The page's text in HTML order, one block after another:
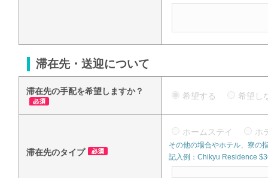
滞在先・送迎について
滞在先の手配を希望しますか？ 希望する 希望
滞在先のタイプ
ホームステイ ホ
その他の場合やホテル、寮の
記入例：Chikyu Residence